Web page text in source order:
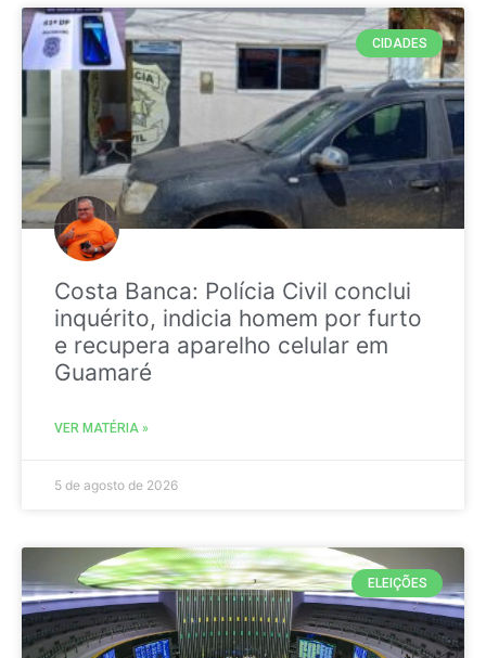
CIDADES
Costa Banca: Polícia Civil conclui
inquérito, indicia homem por furto
e recupera aparelho celular em
Guamaré
VER MATÉRIA »
5 de agosto de 2026
ELEIÇÕES